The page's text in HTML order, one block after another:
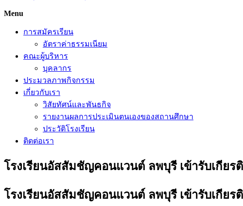
Menu
การสมัครเรียน
อัตราค่าธรรมเนียม
คณะผู้บริหาร
บุคลากร
ประมวลภาพกิจกรรม
เกี่ยวกับเรา
วิสัยทัศน์และพันธกิจ
รายงานผลการประเมินตนเองของสถานศึกษา
ประวัติโรงเรียน
ติดต่อเรา
โรงเรียนอัสสัมชัญคอนแวนต์ ลพบุรี เข้ารับเกีย
โรงเรียนอัสสัมชัญคอนแวนต์ ลพบุรี เข้ารับเกีย